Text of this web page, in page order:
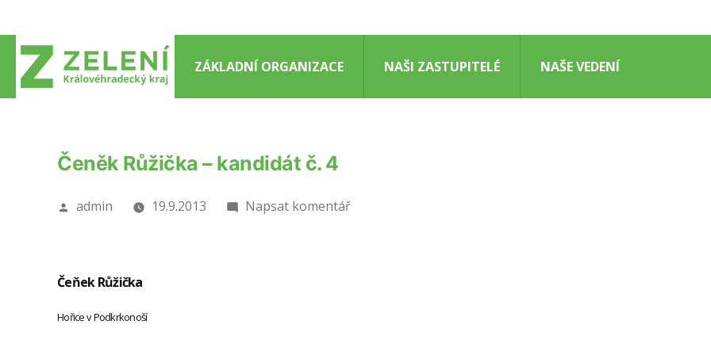
k
obsahu
webu
ZÁKLADNÍ ORGANIZACE NAŠI ZASTUPITELÉ NAŠE VEDENÍ
Čeněk Růžička – kandidát č. 4
Autor
admin 19.9.2013 Napsat komentář
Čeňek Růžička
Hořice v Podkrkonoší